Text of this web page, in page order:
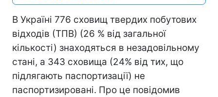
В Україні 776 сховищ твердих побутових
відходів (ТПВ) (26 % від загальної
кількості) знаходяться в незадовільному
стані, а 343 сховища (24% від тих, що
підлягають паспортизації) не
паспортизировані. Про це повідомив